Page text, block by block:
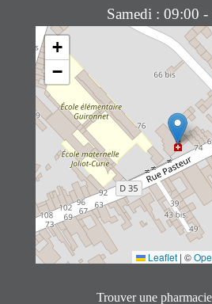
+
−
Leaflet | ©
Trouver une
Samedi : 09:00